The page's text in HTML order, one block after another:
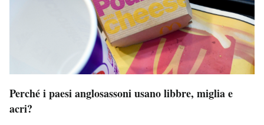
Perché i paesi anglosassoni usano libbre, miglia e
acri?